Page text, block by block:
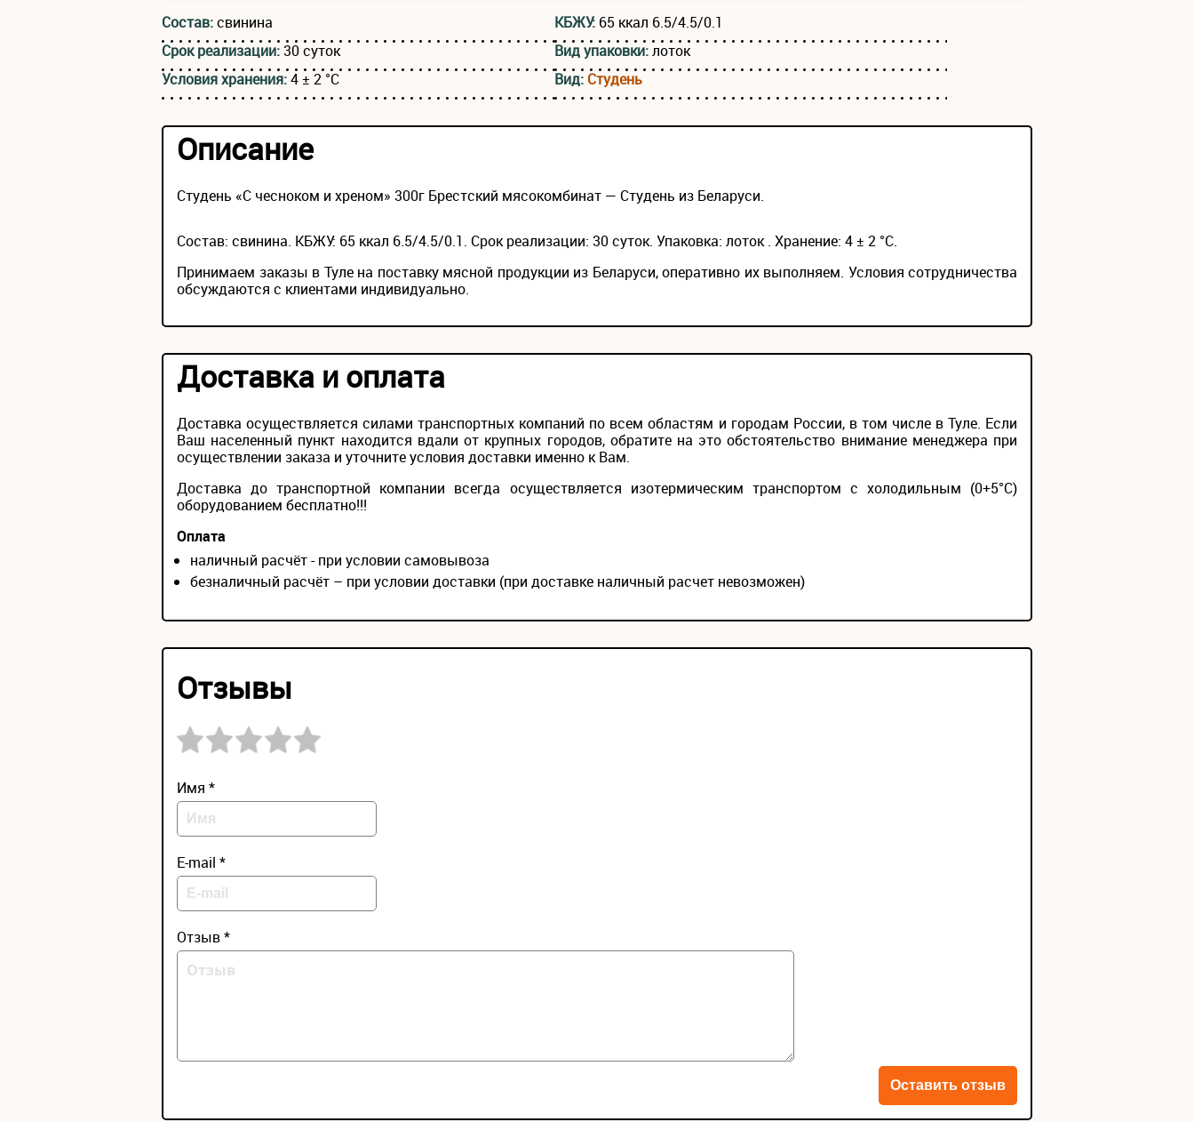
Состав:свинина КБЖУ: 65 ккал 6.5/4.5/0.1
Срок реализации:30 суток Вид упаковки:лоток
Условия хранения:4 ± 2 °С Вид: Студень
Описание
Студень «С чесноком и хреном» 300г Брестский мясокомбинат — Студень из Беларуси.
Состав: свинина. КБЖУ: 65 ккал 6.5/4.5/0.1. Срок реализации: 30 суток. Упаковка: лоток . Хранение: 4 ± 2 °С.
Принимаем заказы в Туле на поставку мясной продукции из Беларуси, оперативно их выполняем. Условия сотрудничества
обсуждаются с клиентами индивидуально.
Доставка и оплата
Доставка осуществляется силами транспортных компаний по всем областям и городам России, в том числе в Туле. Если
Ваш населенный пункт находится вдали от крупных городов, обратите на это обстоятельство внимание менеджера при
осуществлении заказа и уточните условия доставки именно к Вам.
Доставка до транспортной компании всегда осуществляется изотермическим транспортом с холодильным (0+5°С)
оборудованием бесплатно!!!
Оплата
наличный расчёт - при условии самовывоза
безналичный расчёт – при условии доставки (при доставке наличный расчет невозможен)
Отзывы
Имя *
E-mail *
Отзыв *